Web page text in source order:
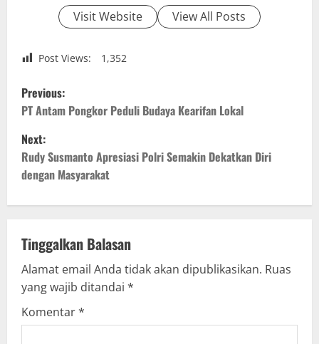
Visit Website View All Posts
Post Views: 1,352
P
o
s
t
n
a
v
i
g
Previous:
PT Antam Pongkor Peduli Budaya Kearifan Lokal
Next:
Rudy Susmanto Apresiasi Polri Semakin Dekatkan Diri
dengan Masyarakat
Tinggalkan Balasan
Alamat email Anda tidak akan dipublikasikan. Ruas
yang wajib ditandai *
Komentar*